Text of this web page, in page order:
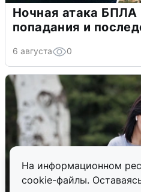
На информационном
cookie-файлы.
Ночная атака БПЛА
попадания и
6 августа 0